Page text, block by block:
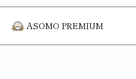
ASOMO PREMIUM